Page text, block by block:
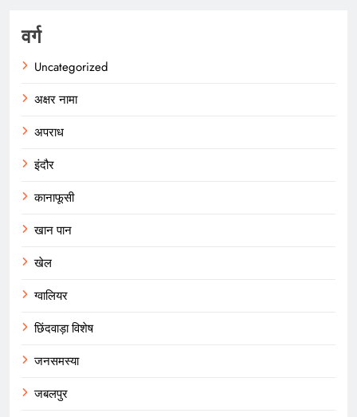
वर्ग
Uncategorized
अक्षर नामा
अपराध
इंदौर
कानाफूसी
खान पान
खेल
ग्वालियर
छिंदवाड़ा विशेष
जनसमस्या
जबलपुर